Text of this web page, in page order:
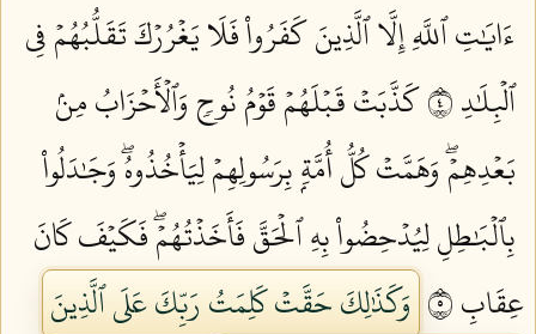
ءَايَٰتِ ٱللَّهِ إِلَّا ٱلَّذِينَ كَفَرُواْ فَلَا يَغۡرُرۡكَ تَقَلُّبُهُمۡ فِي
ٱلۡبِلَٰدِ ٤
كَذَّبَتۡ قَبۡلَهُمۡ قَوۡمُ نُوحٖ وَٱلۡأَحۡزَابُ مِنۢ
بَعۡدِهِمۡۖ وَهَمَّتۡ كُلُّ أُمَّةِۭ بِرَسُولِهِمۡ لِيَأۡخُذُوهُۖ وَجَٰدَلُواْ
بِٱلۡبَٰطِلِ لِيُدۡحِضُواْ بِهِ ٱلۡحَقَّ فَأَخَذۡتُهُمۡۖ فَكَيۡفَ كَانَ
عِقَابِ ٥
وَكَذَٰلِكَ حَقَّتۡ كَلِمَتُ رَبِّكَ عَلَى ٱلَّذِينَ